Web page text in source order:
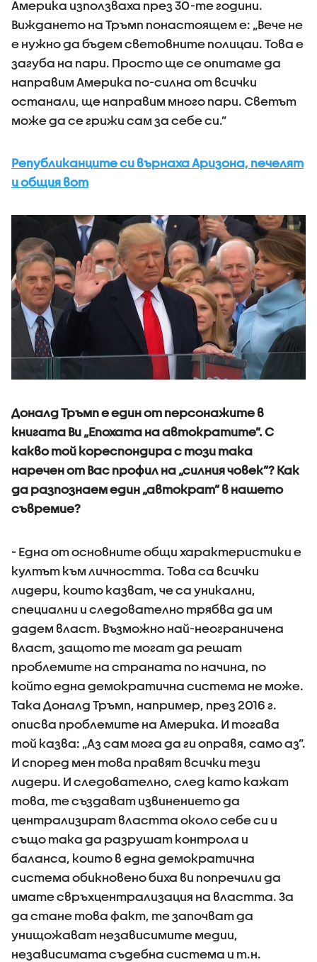
Америка използваха през 30-те години.
Виждането на Тръмп понастоящем е: „Вече не
е нужно да бъдем световните полицаи. Това е
загуба на пари. Просто ще се опитаме да
направим Америка по-силна от всички
останали, ще направим много пари. Светът
може да се грижи сам за себе си.”
Републиканците си върнаха Аризона, печелят
и общия вот
Доналд Тръмп е един от персонажите в
книгата Ви „Епохата на автократите”. С
какво той кореспондира с този така
наречен от Вас профил на „силния човек”? Как
да разпознаем един „автократ” в нашето
съвремие?
- Една от основните общи характеристики е
култът към личността. Това са всички
лидери, които казват, че са уникални,
специални и следователно трябва да им
дадем власт. Възможно най-неограничена
власт, защото те могат да решат
проблемите на страната по начина, по
който една демократична система не може.
Така Доналд Тръмп, например, през 2016 г.
описва проблемите на Америка. И тогава
той казва: „Аз сам мога да ги оправя, само аз”.
И според мен това правят всички тези
лидери. И следователно, след като кажат
това, те създават извинението да
централизират властта около себе си и
също така да разрушат контрола и
баланса, които в една демократична
система обикновено биха ви попречили да
имате свръхцентрализация на властта. За
да стане това факт, те започват да
унищожават независимите медии,
независимата съдебна система и т.н.